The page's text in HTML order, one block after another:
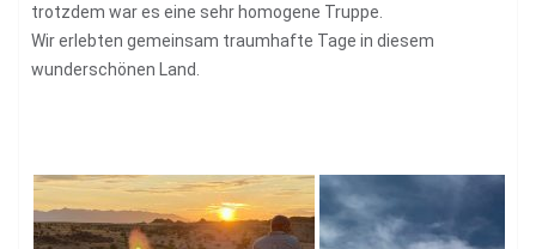
trotzdem war es eine sehr homogene Truppe.
Wir erlebten gemeinsam traumhafte Tage in diesem
wunderschönen Land.